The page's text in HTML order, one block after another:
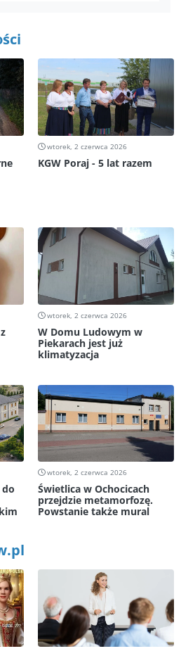
wtorek, 2 czerwca 2026
KGW Poraj - 5 lat razem
wtorek, 2 czerwca 2026
W Domu Ludowym w
Piekarach jest już
klimatyzacja
wtorek, 2 czerwca 2026
Świetlica w Ochocicach
przejdzie metamorfozę.
Powstanie także mural